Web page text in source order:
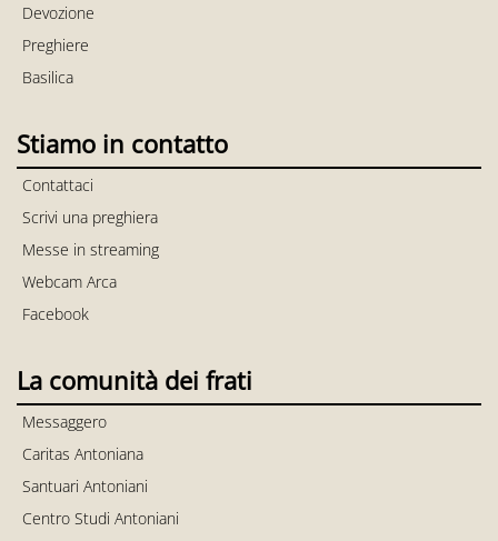
Devozione
Preghiere
Basilica
Stiamo in contatto
Contattaci
Scrivi una preghiera
Messe in streaming
Webcam Arca
Facebook
La comunità dei frati
Messaggero
Caritas Antoniana
Santuari Antoniani
Centro Studi Antoniani